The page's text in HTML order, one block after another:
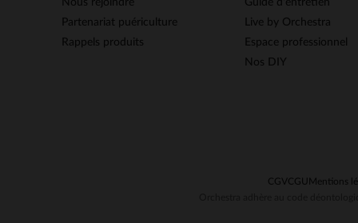
Nous rejoindre
Partenariat puériculture
Rappels produits
Guide d'entretien
Live by Orchestra
Espace professionnel
Nos DIY
CGVCGU Mentions